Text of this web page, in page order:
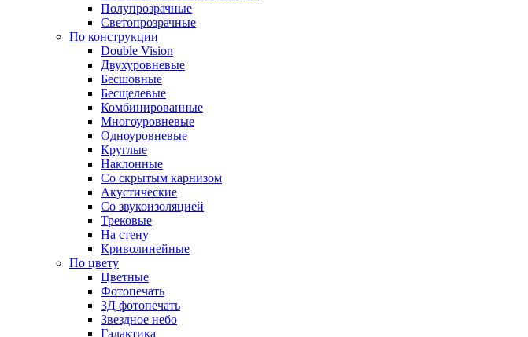
Полупрозрачные
Светопрозрачные
По конструкции
Double Vision
Двухуровневые
Бесшовные
Бесщелевые
Комбинированные
Многоуровневые
Одноуровневые
Круглые
Наклонные
Со скрытым карнизом
Акустические
Со звукоизоляцией
Трековые
На стену
Криволинейные
По цвету
Цветные
Фотопечать
3Д фотопечать
Звездное небо
Галактика